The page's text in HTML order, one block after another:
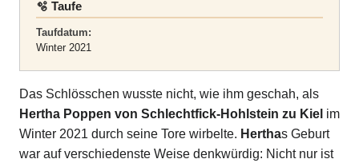
🫧 Taufe
Taufdatum:
Winter 2021
Das Schlösschen wusste nicht, wie ihm geschah, als
Hertha Poppen von Schlechtfick-Hohlstein zu Kiel im
Winter 2021 durch seine Tore wirbelte. Herthas Geburt
war auf verschiedenste Weise denkwürdig: Nicht nur ist